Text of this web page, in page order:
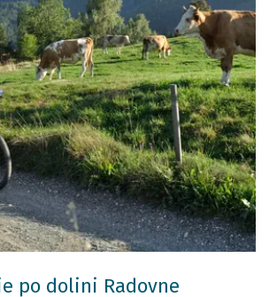
po dolini Radovne